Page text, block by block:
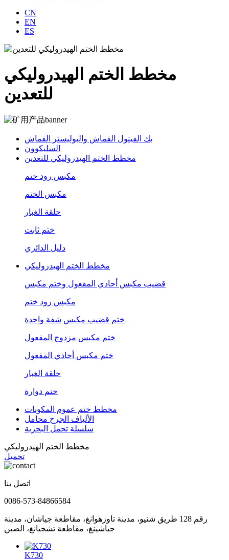
CN
EN
ES
مخطط الختم الهيدروليكي
للتعدين
بك الفينول القماش والبوليستر القماش
السليكوون
مخطط الختم الهيدروليكي للتعدين
مكبس رود ختم
مكبس الختم
حلقة الغبار
ختم ثابت
دليل الدائري
مخطط الختم الهيدروليكي
قضيب مكبس أحادي المفعول وختم مكبس
مكبس رود ختم
ختم قضيب مكبس شفة واحدة
ختم مكبس مزدوج المفعول
ختم مكبس أحادي المفعول
حلقة الغبار
ختم دوارة
مخطط ختم عموم المكونات
الألياف الجرح محامل
سلسلة تحمل البحرية
مخطط الختم الهيدروليكي
تحميل
اتصل بنا
0086-573-84866584
رقم 128 طريق شنيو، مدينة تاوزهوانغ، مقاطعة جياشان، مدينة
جياشينغ، مقاطعة تشجيانغ، الصين
K730